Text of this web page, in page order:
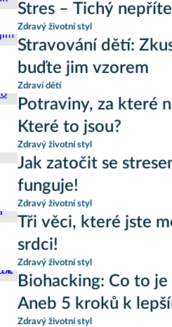
Stres – Tichý
Zdravý životní styl
Stravování dětí:
buďte jim vzorem
Zdraví dětí
Potraviny, za které
Které to jsou?
Zdravý životní styl
Jak zatočit se
funguje!
Zdravý životní styl
Tři věci, které jste
srdci!
Zdravý životní styl
Biohacking: Co to
Aneb 5 kroků k
Zdravý životní styl